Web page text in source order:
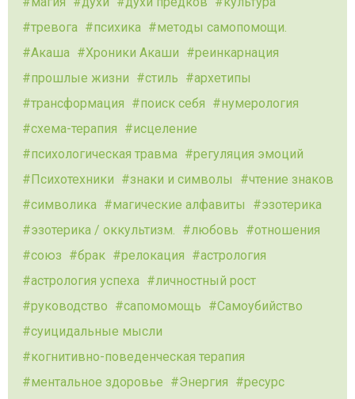
тревога
психика
методы самопомощи.
Акаша
Хроники Акаши
реинкарнация
прошлые жизни
стиль
архетипы
трансформация
поиск себя
нумерология
схема-терапия
исцеление
психологическая травма
регуляция эмоций
Психотехники
знаки и символы
чтение знаков
символика
магические алфавиты
эзотерика
эзотерика / оккультизм.
любовь
отношения
союз
брак релокация
астрология
астрология успеха
личностный рост
руководство
сапомомощь
Самоубийство
суицидальные мысли
когнитивно-поведенческая терапия
ментальное здоровье
Энергия
ресурс